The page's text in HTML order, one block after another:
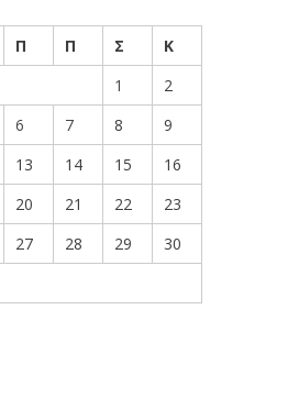
Π Π Σ
Κ
1
2
6 7 8
9
13 14 15
16
20 21 22
23
27 28 29
30